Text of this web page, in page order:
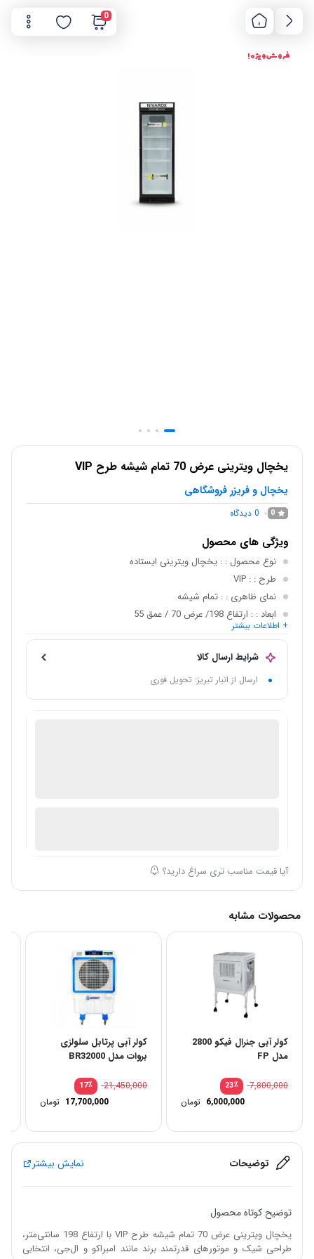
0
فروش ویژه !
یخچال ویترینی عرض 70 تمام شیشه طرح VIP
یخچال و فریزر فروشگاهی
0
0 دیدگاه
ویژگی های محصول
نوع محصول : : یخچال ویترینی ایستاده
طرح : : VIP
نمای ظاهری : : تمام شیشه
ابعاد : : ارتفاع 198/ عرض 70 / عمق 55
وزن : : حدود 70 کیلوگرم
نوع موتور :
: امبراکو / دانمپر / سیبریا / ال‌جی / سابکول
+ اطلاعات بیشتر
شرایط ارسال کالا
ارسال از انبار تبریز: تحویل فوری
آیا قیمت مناسب تری سراغ دارید؟
محصولات مشابه
کولر آبی جنرال فیکو 2800
مدل FP
٪23
7,800,000
6,000,000 تومان
کولر آبی پرتابل سلولزی
بروات مدل BR32000
٪17
21,450,000
17,700,000 تومان
توضیحات نمایش بیشتر
توضیح کوتاه محصول
یخچال ویترینی عرض 70 تمام شیشه طرح VIP با ارتفاع 198 سانتی‌متر،
طراحی شیک و موتورهای قدرتمند برند مانند امبراکو و ال‌جی، انتخابی